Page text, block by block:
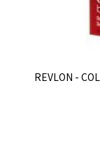
REVLON -